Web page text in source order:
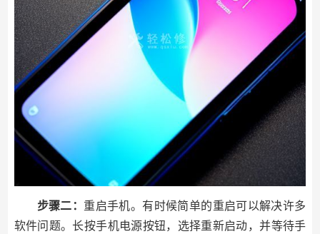
步骤二： 重启手机。有时候简单的重启可以解决许多
软件问题。长按手机电源按钮，选择重新启动，并等待手